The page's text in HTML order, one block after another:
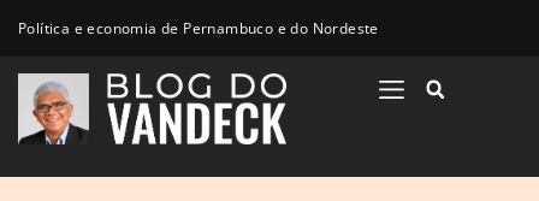
Política e economia de Pernambuco e do Nordeste